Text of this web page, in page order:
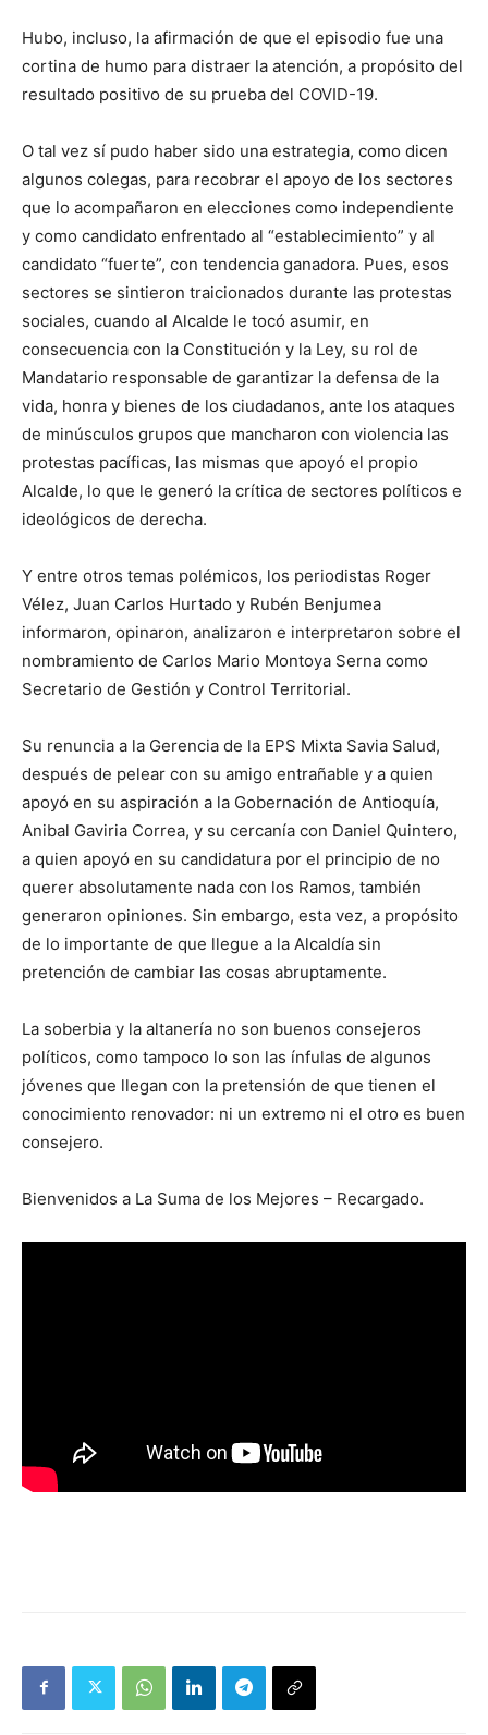
Hubo, incluso, la afirmación de que el episodio fue una
cortina de humo para distraer la atención, a propósito del
resultado positivo de su prueba del COVID-19.
O tal vez sí pudo haber sido una estrategia, como dicen
algunos colegas, para recobrar el apoyo de los sectores
que lo acompañaron en elecciones como independiente
y como candidato enfrentado al “establecimiento” y al
candidato “fuerte”, con tendencia ganadora. Pues, esos
sectores se sintieron traicionados durante las protestas
sociales, cuando al Alcalde le tocó asumir, en
consecuencia con la Constitución y la Ley, su rol de
Mandatario responsable de garantizar la defensa de la
vida, honra y bienes de los ciudadanos, ante los ataques
de minúsculos grupos que mancharon con violencia las
protestas pacíficas, las mismas que apoyó el propio
Alcalde, lo que le generó la crítica de sectores políticos e
ideológicos de derecha.
Y entre otros temas polémicos, los periodistas Roger
Vélez, Juan Carlos Hurtado y Rubén Benjumea
informaron, opinaron, analizaron e interpretaron sobre el
nombramiento de Carlos Mario Montoya Serna como
Secretario de Gestión y Control Territorial.
Su renuncia a la Gerencia de la EPS Mixta Savia Salud,
después de pelear con su amigo entrañable y a quien
apoyó en su aspiración a la Gobernación de Antioquía,
Anibal Gaviria Correa, y su cercanía con Daniel Quintero,
a quien apoyó en su candidatura por el principio de no
querer absolutamente nada con los Ramos, también
generaron opiniones. Sin embargo, esta vez, a propósito
de lo importante de que llegue a la Alcaldía sin
pretención de cambiar las cosas abruptamente.
La soberbia y la altanería no son buenos consejeros
políticos, como tampoco lo son las ínfulas de algunos
jóvenes que llegan con la pretensión de que tienen el
conocimiento renovador: ni un extremo ni el otro es buen
consejero.
Bienvenidos a La Suma de los Mejores – Recargado.